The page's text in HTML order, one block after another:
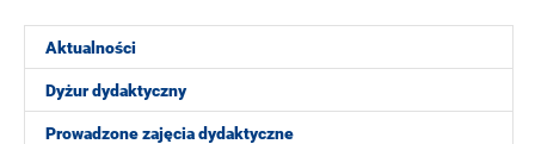
Aktualności
Dyżur dydaktyczny
Prowadzone zajęcia dydaktyczne